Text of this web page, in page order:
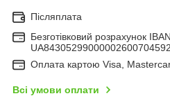
Післяплата
Безготівковий розрахунок
Оплата картою Visa,
Всі умови оплати